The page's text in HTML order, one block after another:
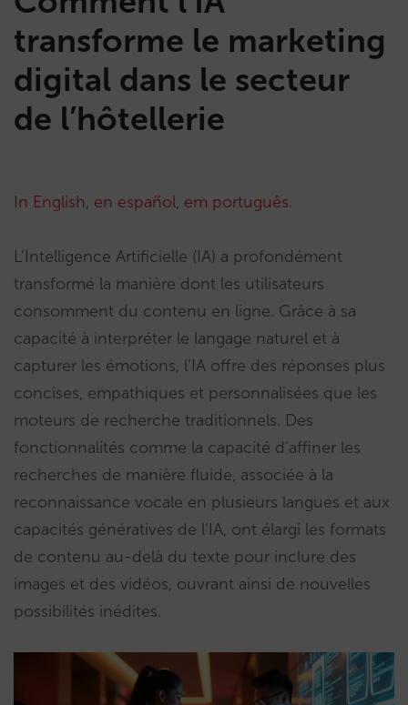
transforme le marketing
digital dans le secteur
de l’hôtellerie
In English, en español, em português.
L’Intelligence Artificielle (IA) a profondément
transformé la manière dont les utilisateurs
consomment du contenu en ligne. Grâce à sa
capacité à interpréter le langage naturel et à
capturer les émotions, l’IA offre des réponses plus
concises, empathiques et personnalisées que les
moteurs de recherche traditionnels. Des
fonctionnalités comme la capacité d’affiner les
recherches de manière fluide, associée à la
reconnaissance vocale en plusieurs langues et aux
capacités génératives de l’IA, ont élargi les formats
de contenu au-delà du texte pour inclure des
images et des vidéos, ouvrant ainsi de nouvelles
possibilités inédites.